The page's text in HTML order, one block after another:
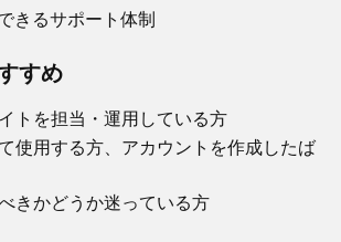
きるサポート体制
すめ
トを担当・運用している方
使用する方、アカウントを作成したば
きかどうか迷っている方